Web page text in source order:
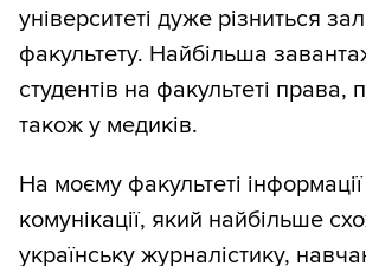
університеті дуже різниться
факультету. Найбільша
студентів на факультеті права,
також у медиків.
На моєму факультеті інформації
комунікації, який найбільше
українську журналістику,